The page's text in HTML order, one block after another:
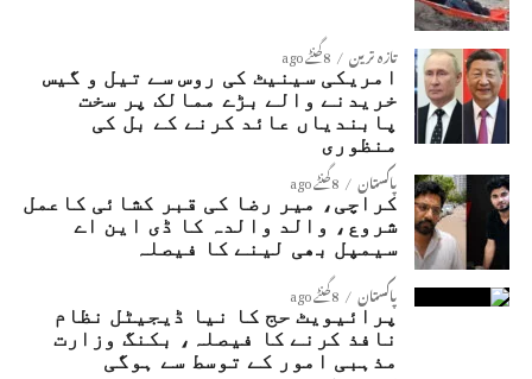
تازہ ترین 8 گھنٹے ago
امریکی سینیٹ کی روس سے تیل و گیس
خریدنے والے بڑے ممالک پر سخت
پابندیاں عائد کرنے کے بل کی
منظوری
پاکستان 8 گھنٹے ago
کراچی، میر رضا کی قبر کشائی کاعمل
شروع، والد والدہ کا ڈی این اے
سیمپل بھی لینے کا فیصلہ
پاکستان 8 گھنٹے ago
پرائیویٹ حج کا نیا ڈیجیٹل نظام
نافذ کرنے کا فیصلہ، بکنگ وزارت
مذہبی امور کے توسط سے ہوگی